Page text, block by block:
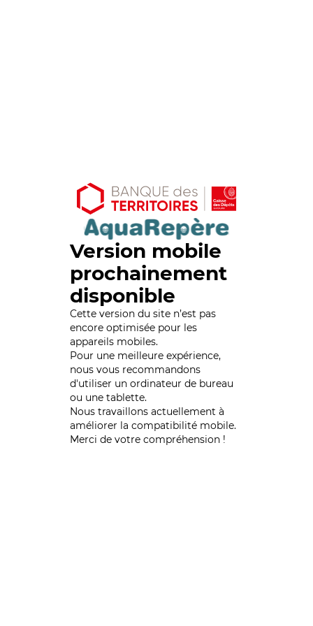
Version mobile
prochainement
disponible
Cette version du site n’est pas
encore optimisée pour les
appareils mobiles.
Pour une meilleure expérience,
nous vous recommandons
d'utiliser un ordinateur de bureau
ou une tablette.
Nous travaillons actuellement à
améliorer la compatibilité mobile.
Merci de votre compréhension !